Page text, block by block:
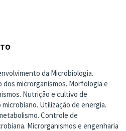
da Microbiologia.
dos microrganismos. Morfologia e
Nutrição e cultivo de
Utilização de energia.
Controle de
Microrganismos e engenharia